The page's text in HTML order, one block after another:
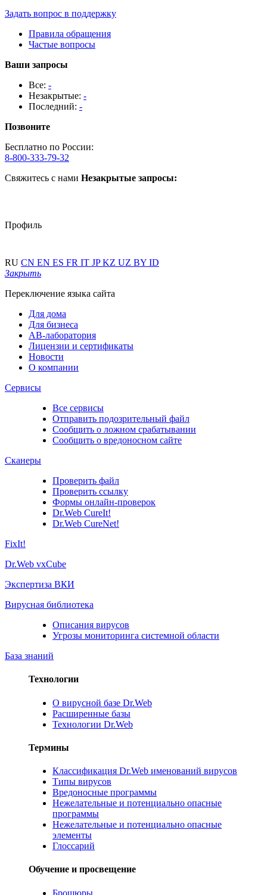
Задать вопрос в поддержку
Правила обращения
Частые вопросы
Ваши запросы
Все: -
Незакрытые: -
Последний: -
Позвоните
Бесплатно по России:
8-800-333-79-32
Свяжитесь с нами Незакрытые запросы:
Профиль
RU CN EN ES FR IT JPKZ UZ BY ID
Закрыть
Переключение языка сайта
Для дома
Для бизнеса
АВ-лаборатория
Лицензии и сертификаты
Новости
О компании
Сервисы
Все сервисы
Отправить подозрительный файл
Сообщить о ложном срабатывании
Сообщить о вредоносном сайте
Сканеры
Проверить файл
Проверить ссылку
Формы онлайн-проверок
Dr.Web CureIt!
Dr.Web CureNet!
FixIt!
Dr.Web vxCube
Экспертиза ВКИ
Вирусная библиотека
Описания вирусов
Угрозы мониторинга системной области
База знаний
Технологии
О вирусной базе Dr.Web
Расширенные базы
Технологии Dr.Web
Термины
Классификация Dr.Web именований вирусов
Типы вирусов
Вредоносные программы
Нежелательные и потенциально опасные
программы
Нежелательные и потенциально опасные
элементы
Глоссарий
Обучение и просвещение
Брошюры